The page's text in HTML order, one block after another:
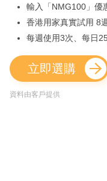
輸入「NMG100」優
香港用家真實試用 8
每週使用3次、每日
立即選購
資料由客戶提供